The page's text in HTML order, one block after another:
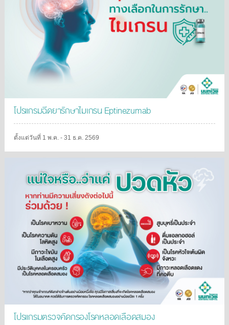
โปรแกรมฉีดยารักษาไมเกรน Eptinezumab
ตั้งแต่วันที่ 1 พ.ค. - 31 ธ.ค. 2569
โปรแกรมตรวจคัดกรองโรคหลอดเลือดสมอง